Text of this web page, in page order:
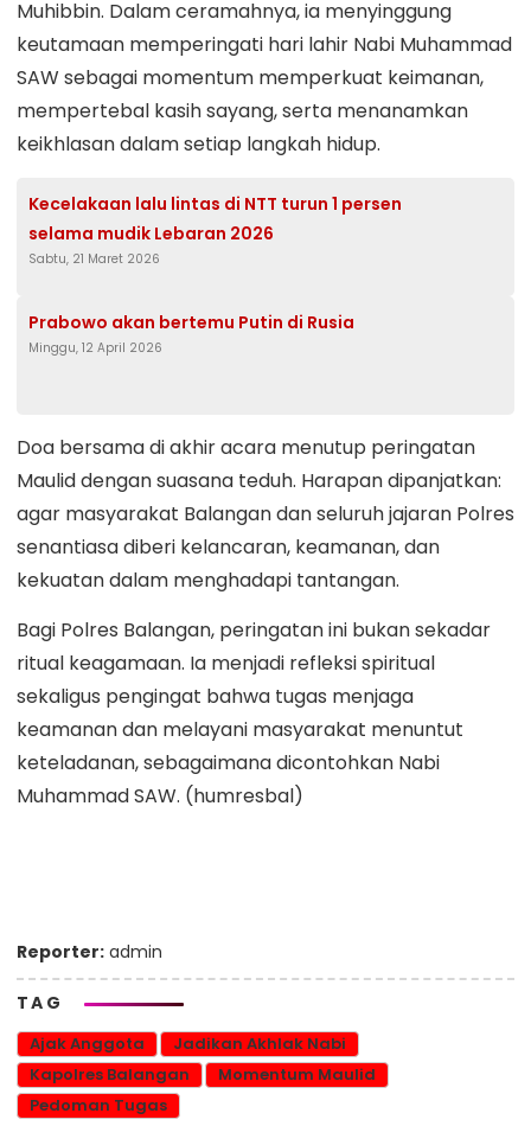
Muhibbin. Dalam ceramahnya, ia menyinggung
keutamaan memperingati hari lahir Nabi Muhammad
SAW sebagai momentum memperkuat keimanan,
mempertebal kasih sayang, serta menanamkan
keikhlasan dalam setiap langkah hidup.
Kecelakaan lalu lintas di NTT turun 1 persen
selama mudik Lebaran 2026
Sabtu, 21 Maret 2026
Prabowo akan bertemu Putin di Rusia
Minggu, 12 April 2026
Doa bersama di akhir acara menutup peringatan
Maulid dengan suasana teduh. Harapan dipanjatkan:
agar masyarakat Balangan dan seluruh jajaran Polres
senantiasa diberi kelancaran, keamanan, dan
kekuatan dalam menghadapi tantangan.
Bagi Polres Balangan, peringatan ini bukan sekadar
ritual keagamaan. Ia menjadi refleksi spiritual
sekaligus pengingat bahwa tugas menjaga
keamanan dan melayani masyarakat menuntut
keteladanan, sebagaimana dicontohkan Nabi
Muhammad SAW. (humresbal)
Reporter: admin
TAG
Ajak Anggota
Jadikan Akhlak Nabi
Kapolres Balangan
Momentum Maulid
Pedoman Tugas